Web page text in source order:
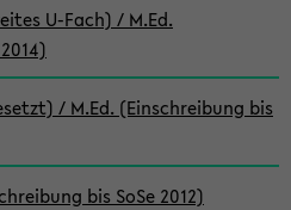
U-Fach) / M.Ed.
/ M.Ed. (Einschreibung bis
bis SoSe 2012)